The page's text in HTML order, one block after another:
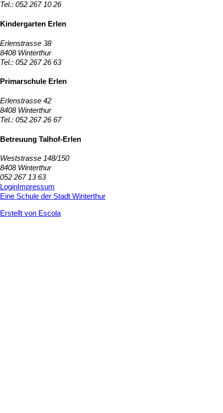
Tel.: 052 267 10 26
Kindergarten Erlen
Erlenstrasse 38
8408 Winterthur
Tel.: 052 267 26 63
Primarschule Erlen
Erlenstrasse 42
8408 Winterthur
Tel.: 052 267 26 67
Betreuung Talhof-Erlen
Weststrasse 148/150
8408 Winterthur
052 267 13 63
Login Impressum
Eine Schule der Stadt Winterthur
Erstellt von Escola